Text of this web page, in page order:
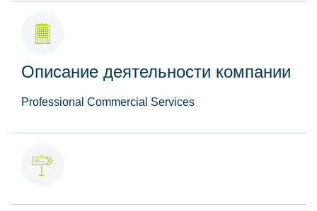
Описание деятельности компании
Professional Commercial Services